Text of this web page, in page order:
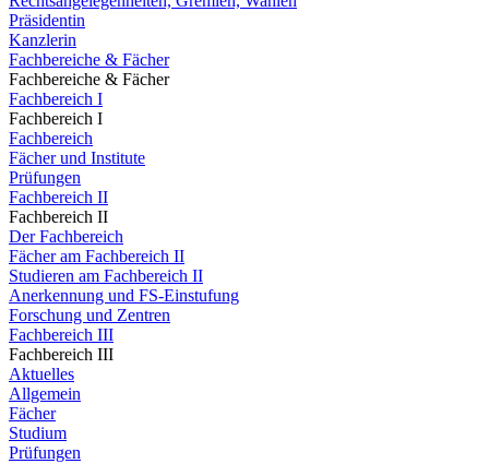
Präsidentin
Kanzlerin
Fachbereiche & Fächer
Fachbereiche & Fächer
Fachbereich I
Fachbereich I
Fachbereich
Fächer und Institute
Prüfungen
Fachbereich II
Fachbereich II
Der Fachbereich
Fächer am Fachbereich II
Studieren am Fachbereich II
Anerkennung und FS-Einstufung
Forschung und Zentren
Fachbereich III
Fachbereich III
Aktuelles
Allgemein
Fächer
Studium
Prüfungen